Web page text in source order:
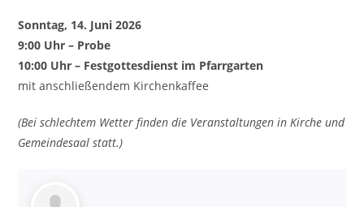
Sonntag, 14. Juni 2026
9:00 Uhr – Probe
10:00 Uhr – Festgottesdienst im Pfarrgarten
mit anschließendem Kirchenkaffee
(Bei schlechtem Wetter finden die Veranstaltungen in Kirche und
Gemeindesaal statt.)